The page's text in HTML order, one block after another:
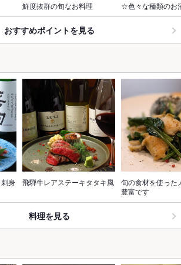
鮮度抜群の旬なお料理 ☆色々な種類の
おすすめポイントを見る
刺身
飛騨牛レアステーキタタキ風
旬の食材を使った
豊富です
料理を見る